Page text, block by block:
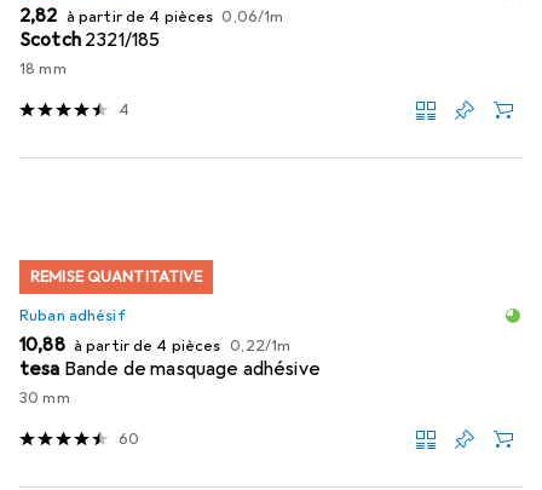
EUR
2,82 à partir de 4 pièces EUR
0,06/1m
Scotch 2321/185
18 mm
4
REMISE QUANTITATIVE
Ruban adhésif
EUR
10,88 à partir de 4 pièces EUR
0,22/1m
tesa Bande de masquage adhésive
30 mm
60